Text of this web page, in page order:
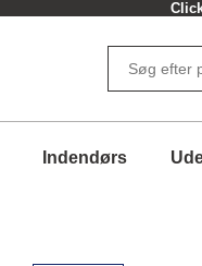
Indendørs